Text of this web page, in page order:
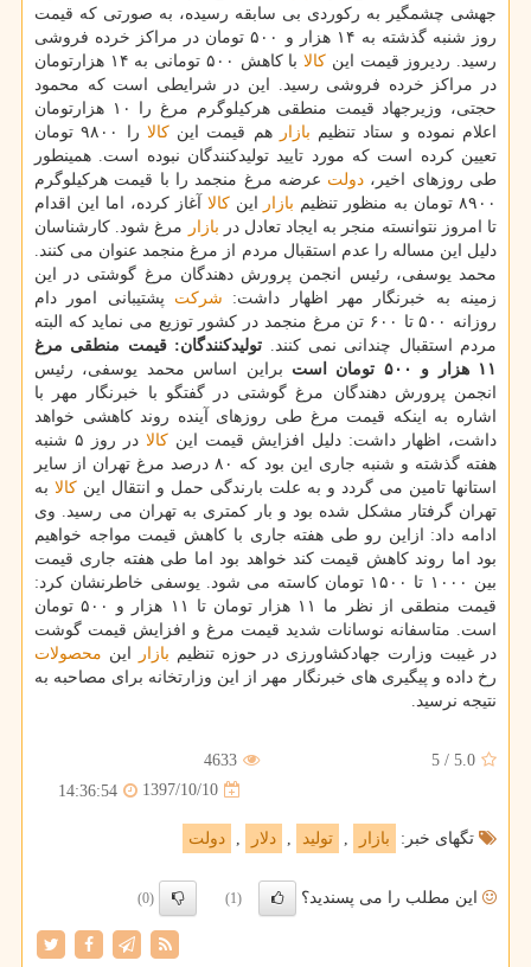
جهشی چشمگیر به ركوردی بی سابقه رسیده، به صورتی كه قیمت
روز شنبه گذشته به ۱۴ هزار و ۵۰۰ تومان در مراكز خرده فروشی
رسید. ردیروز قیمت این كالا
با كاهش ۵۰۰ تومانی به ۱۴ هزارتومان
در مراكز خرده فروشی رسید. این در شرایطی است كه محمود
حجتی، وزیرجهاد قیمت منطقی هركیلوگرم مرغ را ۱۰ هزارتومان
اعلام نموده و ستاد تنظیم بازار هم قیمت اینكالا
را ۹۸۰۰ تومان
تعیین كرده است كه مورد تایید تولیدكنندگان نبوده است. همینطور
طی روزهای اخیر، دولت عرضه مرغ منجمد را با قیمت هركیلوگرم
۸۹۰۰ تومان به منظور تنظیم
بازار اینكالا آغاز كرده، اما این اقدام
تا امروز نتوانسته منجر به ایجاد تعادل در بازار
مرغ شود. كارشناسان
دلیل این مساله را عدم استقبال مردم از مرغ منجمد عنوان می كنند.
محمد یوسفی، رئیس انجمن پرورش دهندگان مرغ گوشتی در این
زمینه به خبرنگار مهر اظهار داشت: شركت پشتیبانی امور دام
روزانه ۵۰۰ تا ۶۰۰ تن مرغ منجمد در كشور توزیع می نماید كه البته
مردم استقبال چندانی نمی كنند. تولیدكنندگان: قیمت منطقی مرغ
۱۱ هزار و ۵۰۰ تومان است
براین اساس محمد یوسفی، رئیس
انجمن پرورش دهندگان مرغ گوشتی در گفتگو با خبرنگار مهر با
اشاره به اینكه قیمت مرغ طی روزهای آینده روند كاهشی خواهد
داشت، اظهار داشت: دلیل افزایش قیمت این كالا
در روز ۵ شنبه
هفته گذشته و شنبه جاری این بود كه ۸۰ درصد مرغ تهران از سایر
استانها تامین می گردد و به علت بارندگی حمل و انتقال این كالا به
تهران گرفتار مشكل شده بود و بار كمتری به تهران می رسید. وی
ادامه داد: ازاین رو طی هفته جاری با كاهش قیمت مواجه خواهیم
بود اما روند كاهش قیمت كند خواهد بود اما طی هفته جاری قیمت
بین ۱۰۰۰ تا ۱۵۰۰ تومان كاسته می شود. یوسفی خاطرنشان كرد:
قیمت منطقی از نظر ما ۱۱ هزار تومان تا ۱۱ هزار و ۵۰۰ تومان
است. متاسفانه نوسانات شدید قیمت مرغ و افزایش قیمت گوشت
در غیبت وزارت جهادكشاورزی در حوزه تنظیم بازار این محصولات
رخ داده و پیگیری های خبرنگار مهر از این وزارتخانه برای مصاحبه به
نتیجه نرسید.
5.0
/
5
4633
1397/10/10
14:36:54
تگهای خبر: بازار تولید دلار دولت
این مطلب را می پسندید؟ (1)
(0)